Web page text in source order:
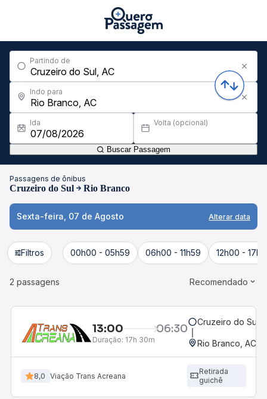
Partindo de
Indo para
Ida Volta (opcional)
Buscar Passagem
Passagens de ônibus
Cruzeiro do Sul Rio Branco
Sexta-feira, 07 de Agosto Alterar data
Filtros 00h00 - 05h59 06h00 - 11h59 12h00 -
2 passagens Recomendado
13:00 06:30
Duração: 17h 30m
Cruzeiro do Sul,
Rio Branco, AC
8,0 Viação Trans Acreana
Retirada
guichê